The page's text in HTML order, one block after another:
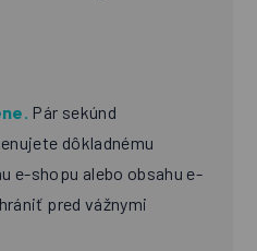
Pár sekúnd
dôkladnému
e-shopu alebo obsahu e-
pred vážnymi